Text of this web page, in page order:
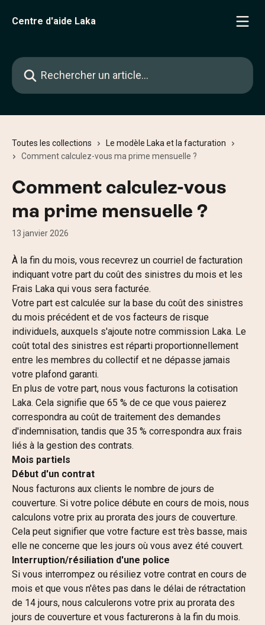
Centre d'aide Laka
Rechercher un article...
Toutes les collections
Le modèle Laka et la facturation
Comment calculez-vous ma prime mensuelle ?
Comment calculez-vous
ma prime mensuelle ?
13 janvier 2026
À la fin du mois, vous recevrez un courriel de facturation
indiquant votre part du coût des sinistres du mois et les
Frais Laka qui vous sera facturée.
Votre part est calculée sur la base du coût des sinistres
du mois précédent et de vos facteurs de risque
individuels, auxquels s'ajoute notre commission Laka. Le
coût total des sinistres est réparti proportionnellement
entre les membres du collectif et ne dépasse jamais
votre plafond garanti.
En plus de votre part, nous vous facturons la cotisation
Laka. Cela signifie que 65 % de ce que vous paierez
correspondra au coût de traitement des demandes
d'indemnisation, tandis que 35 % correspondra aux frais
liés à la gestion des contrats.
Mois partiels
Début d'un contrat
Nous facturons aux clients le nombre de jours de
couverture. Si votre police débute en cours de mois, nous
calculons votre prix au prorata des jours de couverture.
Cela peut signifier que votre facture est très basse, mais
elle ne concerne que les jours où vous avez été couvert.
Interruption/résiliation d'une police
Si vous interrompez ou résiliez votre contrat en cours de
mois et que vous n'êtes pas dans le délai de rétractation
de 14 jours, nous calculerons votre prix au prorata des
jours de couverture et vous facturerons à la fin du mois.